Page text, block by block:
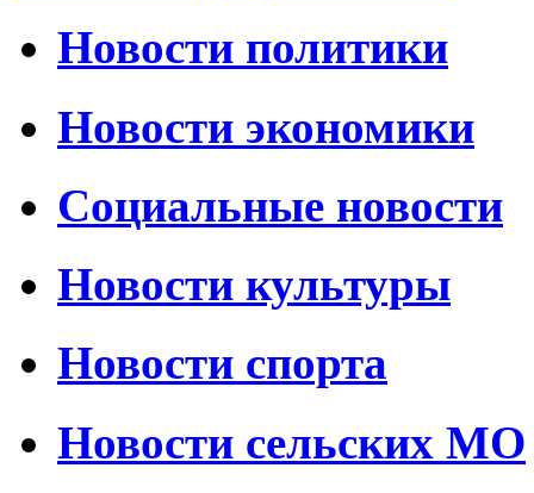
Новости политики
Новости экономики
Социальные новости
Новости культуры
Новости спорта
Новости сельских МО